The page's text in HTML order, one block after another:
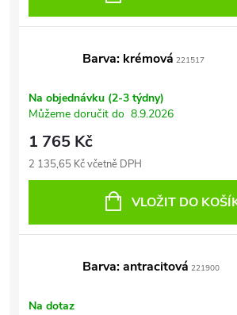
Barva: krémová 221517
Na objednávku (2-3 týdny)
Můžeme doručit do 8.9.2026
1 765 Kč
2 135,65 Kč včetně DPH
VLOŽIT DO
Barva: antracitová 221900
Na dotaz